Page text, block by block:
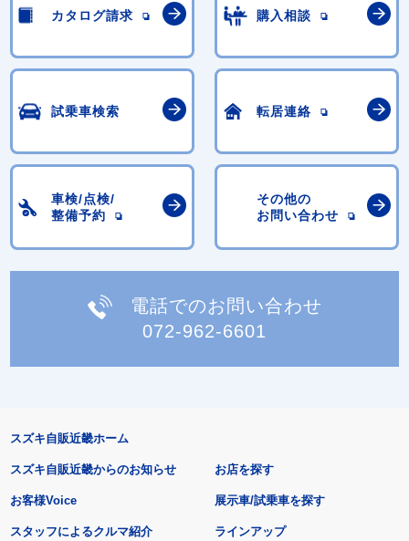
カタログ請求 購入相談
試乗車検索 転居連絡
車検/点検/
整備予約
その他の
お問い合わせ
電話でのお問い合わせ
072-962-6601
スズキ自販近畿ホーム
スズキ自販近畿からのお知らせ
お客様Voice
スタッフによるクルマ紹介
お店を探す
展示車/試乗車を探す
ラインアップ